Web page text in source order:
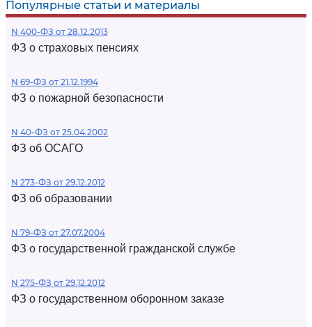
Популярные статьи и материалы
N 400-ФЗ от 28.12.2013
ФЗ о страховых пенсиях
N 69-ФЗ от 21.12.1994
ФЗ о пожарной безопасности
N 40-ФЗ от 25.04.2002
ФЗ об ОСАГО
N 273-ФЗ от 29.12.2012
ФЗ об образовании
N 79-ФЗ от 27.07.2004
ФЗ о государственной гражданской службе
N 275-ФЗ от 29.12.2012
ФЗ о государственном оборонном заказе